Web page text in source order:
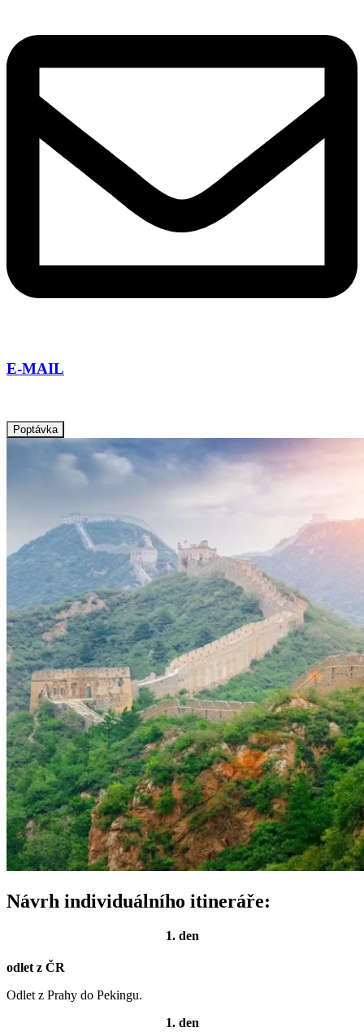
E-MAIL
Poptávka
Návrh individuálního itineráře:
1. den
odlet z ČR
Odlet z Prahy do Pekingu.
1. den